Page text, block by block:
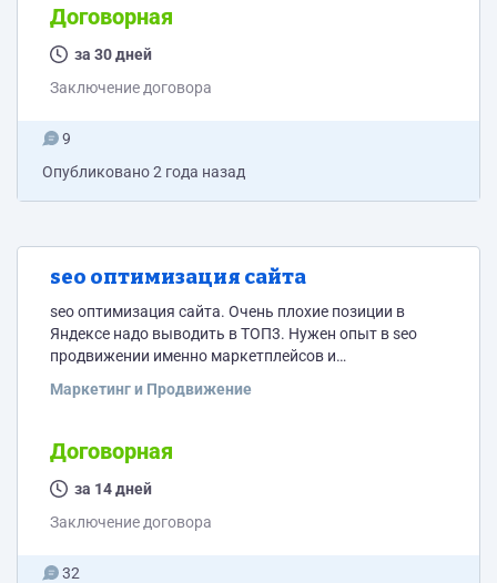
Договорная
за 30 дней
Заключение договора
9
Опубликовано2 года назад
seo оптимизация сайта
seo оптимизация сайта. Очень плохие позиции в
Яндексе надо выводить в ТОП3. Нужен опыт в seo
продвижении именно маркетплейсов и
Маркетинг и Продвижение
Договорная
за 14 дней
Заключение договора
32